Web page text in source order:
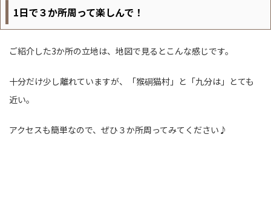
1日で３か所周って楽しんで！
ご紹介した3か所の立地は、地図で見るとこんな感じです。
十分だけ少し離れていますが、「猴硐猫村」と「九分は」とても
近い。
アクセスも簡単なので、ぜひ３か所周ってみてください♪